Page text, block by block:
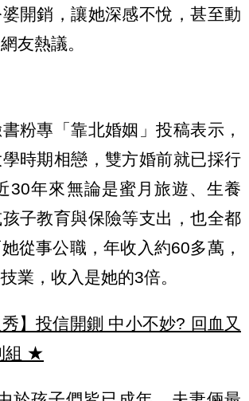
開銷，讓她深感不悅，甚至動
友熱議。
粉專「靠北婚姻」投稿表示，
時期相戀，雙方婚前就已採行
30年來無論是蜜月旅遊、生養
子教育與保險等支出，也全都
從事公職，年收入約60多萬，
業，收入是她的3倍。
】投信開鍘 中小不妙? 回血又
組 ★